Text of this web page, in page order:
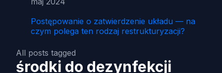
Postępowanie o zatwierdzenie układu — na
czym polega ten rodzaj restrukturyzacji?
All posts tagged
środki do dezynfekcji